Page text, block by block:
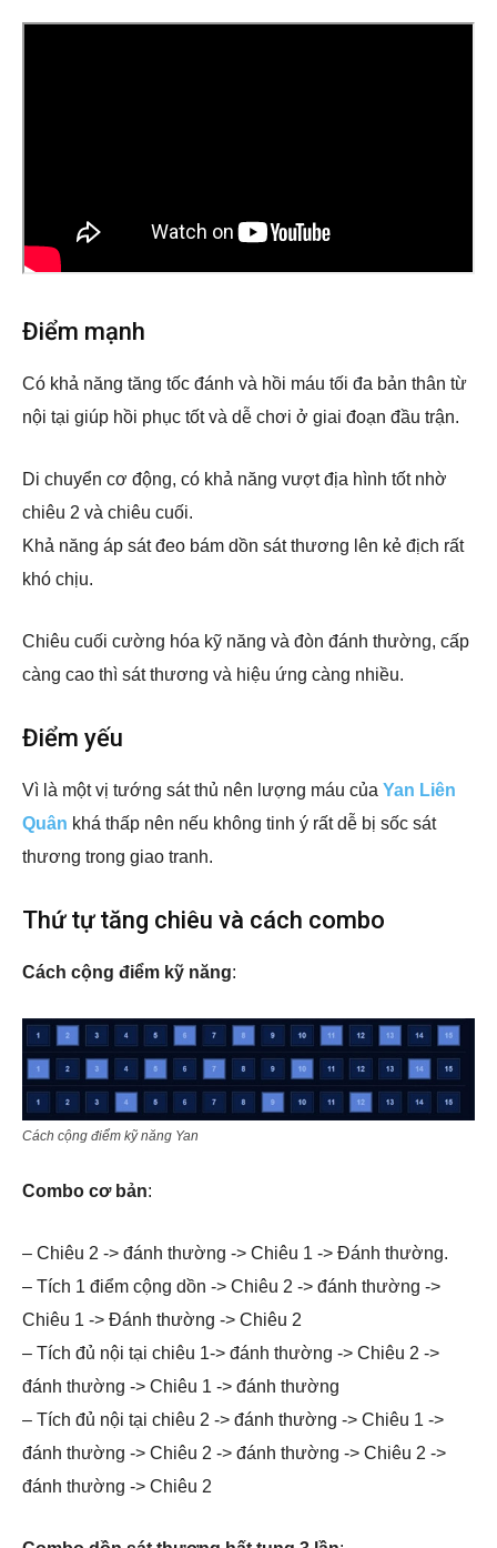
Điểm mạnh
Có khả năng tăng tốc đánh và hồi máu tối đa bản thân từ
nội tại giúp hồi phục tốt và dễ chơi ở giai đoạn đầu trận.
Di chuyển cơ động, có khả năng vượt địa hình tốt nhờ
chiêu 2 và chiêu cuối.
Khả năng áp sát đeo bám dồn sát thương lên kẻ địch rất
khó chịu.
Chiêu cuối cường hóa kỹ năng và đòn đánh thường, cấp
càng cao thì sát thương và hiệu ứng càng nhiều.
Điểm yếu
Vì là một vị tướng sát thủ nên lượng máu của Yan Liên
Quân khá thấp nên nếu không tinh ý rất dễ bị sốc sát
thương trong giao tranh.
Thứ tự tăng chiêu và cách combo
Cách cộng điểm kỹ năng:
Cách cộng điểm kỹ năng Yan
Combo cơ bản:
– Chiêu 2 -> đánh thường -> Chiêu 1 -> Đánh thường.
– Tích 1 điểm cộng dồn -> Chiêu 2 -> đánh thường ->
Chiêu 1 -> Đánh thường -> Chiêu 2
– Tích đủ nội tại chiêu 1-> đánh thường -> Chiêu 2 ->
đánh thường -> Chiêu 1 -> đánh thường
– Tích đủ nội tại chiêu 2 -> đánh thường -> Chiêu 1 ->
đánh thường -> Chiêu 2 -> đánh thường -> Chiêu 2 ->
đánh thường -> Chiêu 2